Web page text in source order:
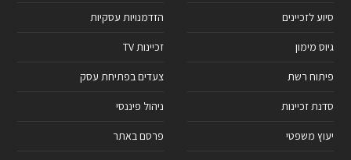
סיוע לזכיינים
גיוס מימון
פיתוח רשת
סדנת זכיינות
יעוץ משפטי
הזדמנויות עסקיות
זכיינות TV
צעדים בפתיחת עסק
ניהול פיננסי
פרסם באתר